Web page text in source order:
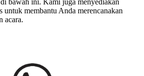
bawah ini. Kami juga menyediakan
untuk membantu Anda merencanakan
acara.